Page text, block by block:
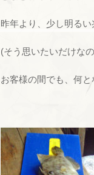
昨年より、少し明るい
(そう思いたいだけな
お客様の間でも、何と